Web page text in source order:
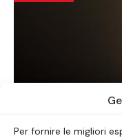
Per fornire le migliori